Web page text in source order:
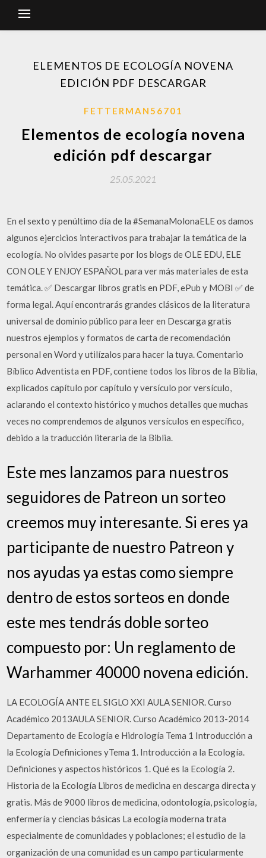
ELEMENTOS DE ECOLOGÍA NOVENA
EDICIÓN PDF DESCARGAR
FETTERMAN56701
Elementos de ecología novena
edición pdf descargar
25.05.2021
En el sexto y penúltimo día de la #SemanaMolonaELE os damos
algunos ejercicios interactivos para trabajar la temática de la
ecología. No olvides pasarte por los blogs de OLE EDU, ELE
CON OLE Y ENJOY ESPAÑOL para ver más materiales de esta
temática. ✅ Descargar libros gratis en PDF, ePub y MOBI ✅ de
forma legal. Aquí encontrarás grandes clásicos de la literatura
universal de dominio público para leer en Descarga gratis
nuestros ejemplos y formatos de carta de recomendación
personal en Word y utilízalos para hacer la tuya. Comentario
Bíblico Adventista en PDF, contiene todos los libros de la Biblia,
explicados capítulo por capítulo y versículo por versículo,
aclarando el contexto histórico y muchos detalles que muchas
veces no comprendemos de algunos versículos en específico,
debido a la traducción literaria de la Biblia.
Este mes lanzamos para nuestros
seguidores de Patreon un sorteo
creemos muy interesante. Si eres ya
participante de nuestro Patreon y
nos ayudas ya estas como siempre
dentro de estos sorteos en donde
este mes tendrás doble sorteo
compuesto por: Un reglamento de
Warhammer 40000 novena edición.
LA ECOLOGÍA ANTE EL SIGLO XXI AULA SENIOR. Curso
Académico 2013AULA SENIOR. Curso Académico 2013-2014
Departamento de Ecología e Hidrología Tema 1 Introducción a
la Ecología Definiciones yTema 1. Introducción a la Ecología.
Definiciones y aspectos históricos 1. Qué es la Ecología 2.
Historia de la Ecología Libros de medicina en descarga directa y
gratis. Más de 9000 libros de medicina, odontología, psicología,
enfermería y ciencias básicas La ecología moderna trata
especialmente de comunidades y poblaciones; el estudio de la
organización de una comunidad es un campo particularmente